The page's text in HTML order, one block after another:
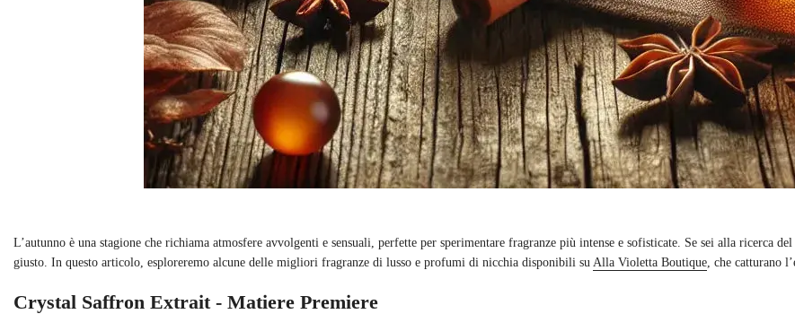
L’autunno è una stagione che richiama atmosfere avvolgenti e sensuali, perfette per sperimentare fragranze più intense e sofisticate. Se sei alla ricerca
giusto. In questo articolo, esploreremo alcune delle migliori fragranze di lusso e profumi di nicchia disponibili su Alla Violetta Boutique, che catturano
Crystal Saffron Extrait - Matiere Premiere